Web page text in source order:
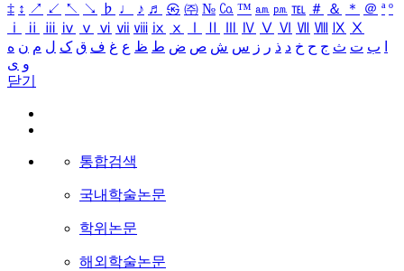
‡ ↕ ↗ ↙ ↖ ↘ ♭ ♩ ♪ ♬ ㉿ ㈜ № ㏇ ™ ㏂ ㏘ ℡ ＃ ＆ ＊ ＠ ª º
ⅰ
ⅱ ⅲ ⅳ ⅴ ⅵ ⅶ ⅷ ⅸ ⅹ Ⅳ Ⅴ Ⅵ Ⅶ Ⅷ Ⅸ Ⅹ
ب ت ث ج ح خ د ذ ر ز س ش ص ض ط ظ ع غ ف ق ک ل م ن ه
و ی
닫기
통합검색
국내학술논문
학위논문
해외학술논문